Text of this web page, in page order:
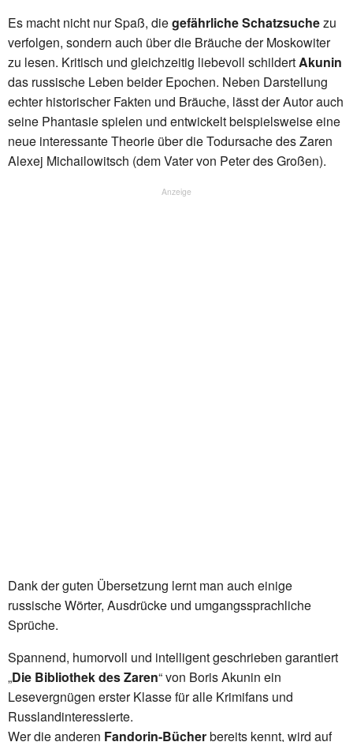
Es macht nicht nur Spaß, diegefährliche Schatzsuchezu
verfolgen, sondern auch über die Bräuche der Moskowiter
zu lesen. Kritisch und gleichzeitig liebevoll schildertAkunin
das russische Leben beider Epochen. Neben Darstellung
echter historischer Fakten und Bräuche, lässt der Autor auch
seine Phantasie spielen und entwickelt beispielsweise eine
neue interessante Theorie über die Todursache des Zaren
Alexej Michailowitsch (dem Vater von Peter des Großen).
Anzeige
Dank der guten Übersetzung lernt man auch einige
russische Wörter, Ausdrücke und umgangssprachliche
Sprüche.
Spannend, humorvoll und intelligent geschrieben garantiert
„Die Bibliothek des Zaren“ von Boris Akunin ein
Lesevergnügen erster Klasse für alle Krimifans und
Russlandinteressierte.
Wer die anderen Fandorin-Bücherbereits kennt, wird auf